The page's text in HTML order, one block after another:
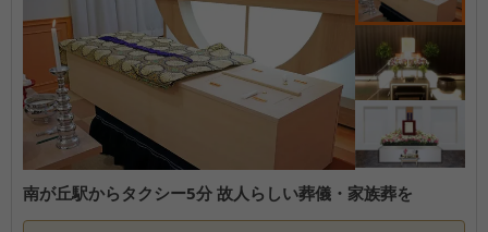
南が丘駅からタクシー5分 故人らしい葬儀・家族葬を